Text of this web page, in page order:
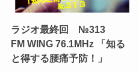
ラジオ最終回 №313
FM WING 76.1MHz 「知る
と得する腰痛予防！」